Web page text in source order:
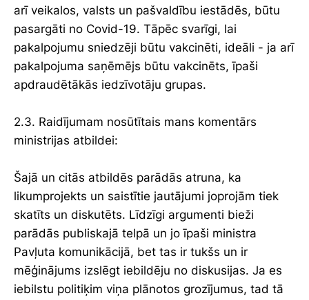
arī veikalos, valsts un pašvaldību iestādēs, būtu
pasargāti no Covid-19. Tāpēc svarīgi, lai
pakalpojumu sniedzēji būtu vakcinēti, ideāli - ja arī
pakalpojuma saņēmējs būtu vakcinēts, īpaši
apdraudētākās iedzīvotāju grupas.
2.3. Raidījumam nosūtītais mans komentārs
ministrijas atbildei:
Šajā un citās atbildēs parādās atruna, ka
likumprojekts un saistītie jautājumi joprojām tiek
skatīts un diskutēts. Līdzīgi argumenti bieži
parādās publiskajā telpā un jo īpaši ministra
Pavļuta komunikācijā, bet tas ir tukšs un ir
mēģinājums izslēgt iebildēju no diskusijas. Ja es
iebilstu politiķim viņa plānotos grozījumus, tad tā